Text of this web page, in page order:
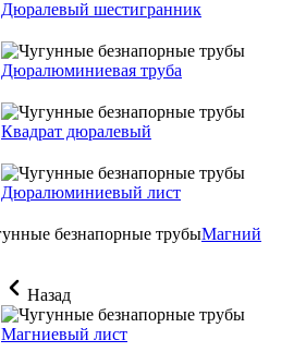
Дюралевый шестигранник
Дюралюминиевая труба
Квадрат дюралевый
Дюралюминиевый лист
Магний
Назад
Магниевый лист